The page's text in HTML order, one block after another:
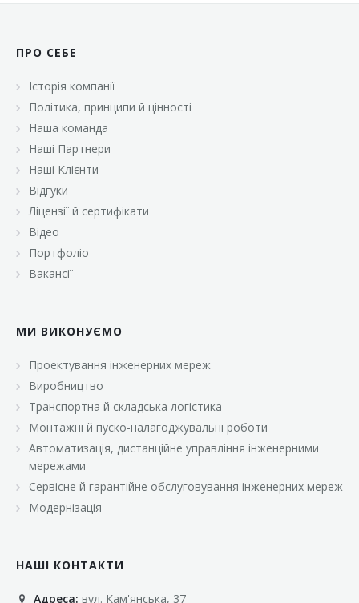
ПРО СЕБЕ
Історія компанії
Політика, принципи й цінності
Наша команда
Наші Партнери
Наші Клієнти
Відгуки
Ліцензії й сертифікати
Відео
Портфоліо
Вакансії
МИ ВИКОНУЄМО
Проектування інженерних мереж
Виробництво
Транспортна й складська логістика
Монтажні й пуско-налагоджувальні роботи
Автоматизація, дистанційне управління інженерними
мережами
Сервісне й гарантійне обслуговування інженерних мереж
Модернізація
НАШІ КОНТАКТИ
Адреса: вул. Кам'янська, 37